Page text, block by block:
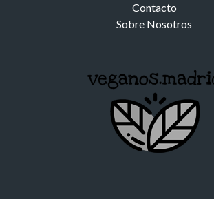
Contacto
Sobre Nosotros